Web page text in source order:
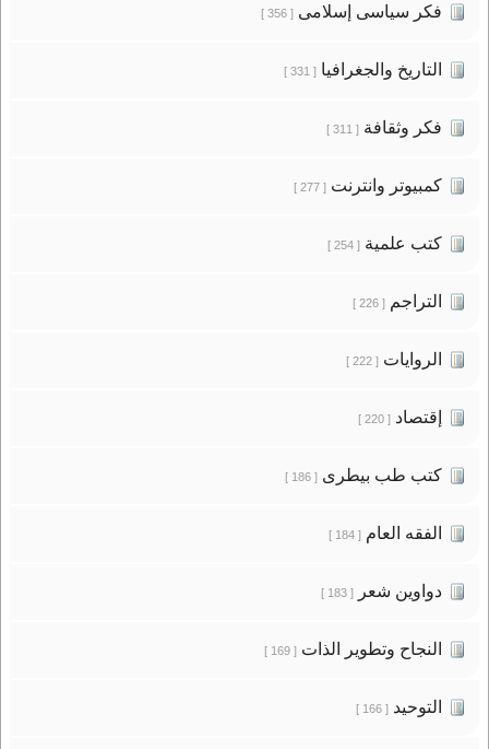
فكر سياسى إسلامى[ 356 ]
التاريخ والجغرافيا[ 331 ]
فكر وثقافة[ 311 ]
كمبيوتر وانترنت[ 277 ]
كتب علمية[ 254 ]
التراجم[ 226 ]
الروايات[ 222 ]
إقتصاد[ 220 ]
كتب طب بيطرى[ 186 ]
الفقه العام[ 184 ]
دواوين شعر[ 183 ]
النجاح وتطوير الذات[ 169 ]
التوحيد[ 166 ]